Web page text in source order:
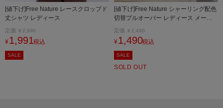
[値下げ]Free Nature レースクロップド
丈シャツ レディース
定価 ¥ 2,990
¥ 1,991税込
SALE
[値下げ]Free Nature シャーリング配色
切替プルオーバー レディース メール
便 対応商品
定価 ¥ 2,490
¥ 1,490税込
SALE
SOLD OUT